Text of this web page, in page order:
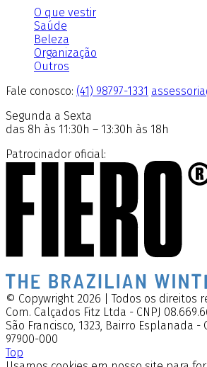
O que vestir
Saúde
Beleza
Organização
Outros
Fale conosco: (41) 98797-1331
Segunda a Sexta
das 8h às 11:30h – 13:30h às 18h
Patrocinador oficial:
© Copywright 2026 | Todos os direitos
Com. Calçados Fitz Ltda - CNPJ
São Francisco, 1323, Bairro Esplanada -
97900-000
Top